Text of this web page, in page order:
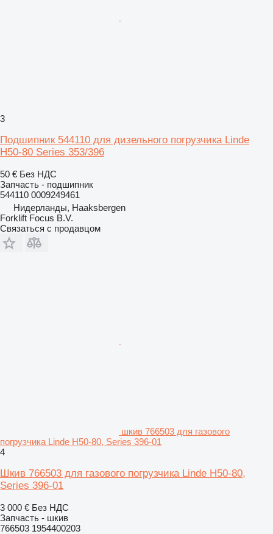
3
Подшипник 544110 для дизельного погрузчика Linde
H50-80 Series 353/396
50 € Без НДС
Запчасть - подшипник
544110 0009249461
Нидерланды, Haaksbergen
Forklift Focus B.V.
Связаться с продавцом
шкив 766503 для газового
погрузчика Linde H50-80, Series 396-01
4
Шкив 766503 для газового погрузчика Linde H50-80,
Series 396-01
3 000 € Без НДС
Запчасть - шкив
766503 1954400203